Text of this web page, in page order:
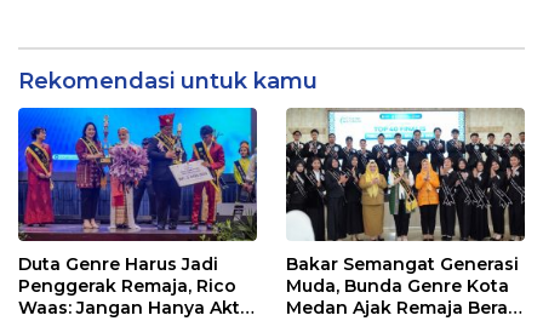
Rekomendasi untuk kamu
Duta Genre Harus Jadi
Penggerak Remaja, Rico
Waas: Jangan Hanya Aktif
Bakar Semangat Generasi
Muda, Bunda Genre Kota
Medan Ajak Remaja Berani